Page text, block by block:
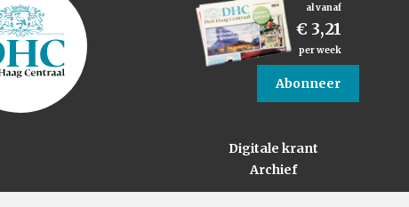
al vanaf
€ 3,21
per week
Abonneer
Digitale krant
Archief